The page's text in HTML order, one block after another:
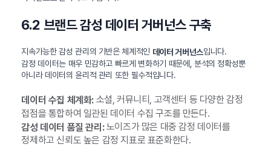
6.2 브랜드 감성 데이터 거버넌스 구축
지속가능한 감성 관리의 기반은 체계적인 데이터 거버넌스입니다.
감정 데이터는 매우 민감하고 빠르게 변화하기 때문에, 분석의 정확성뿐
아니라 데이터의 윤리적 관리 또한 필수적입니다.
데이터 수집 체계화:소셜, 커뮤니티, 고객센터 등 다양한 감정
접점을 통합하여 일관된 데이터 수집 구조를 만든다.
감성 데이터 품질 관리:노이즈가 많은 대중 감정 데이터를
정제하고 신뢰도 높은 감정 지표로 표준화한다.